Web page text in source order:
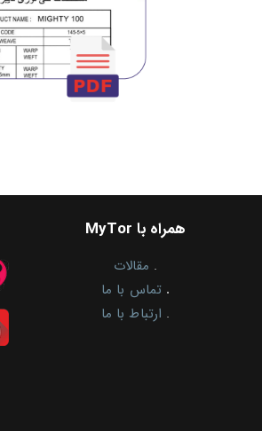
همراه با MyTor
. مقالات
.تماس با ما
. ارتباط با ما